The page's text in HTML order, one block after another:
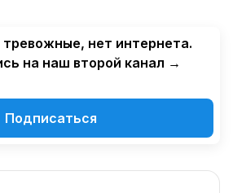
нет интернета.
на наш второй канал →
Подписаться